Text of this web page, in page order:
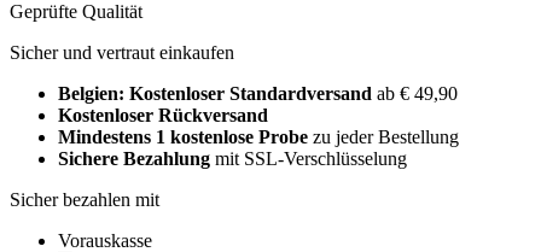
Geprüfte Qualität
Sicher und vertraut einkaufen
Belgien: Kostenloser Standardversand ab € 49,90
Kostenloser Rückversand
Mindestens 1 kostenlose Probe zu jeder Bestellung
Sichere Bezahlung mit SSL-Verschlüsselung
Sicher bezahlen mit
Vorauskasse